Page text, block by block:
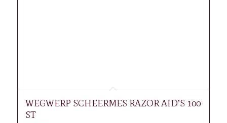
WEGWERP SCHEERMES RAZOR AID’S 100
ST